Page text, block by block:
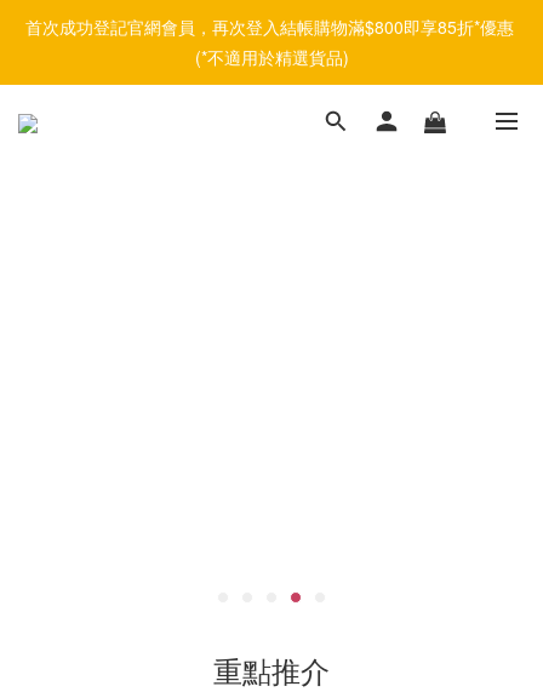
首次成功登記官網會員，再次登入結帳購物滿$800即享85折*優惠
(*不適用於精選貨品)
重點推介